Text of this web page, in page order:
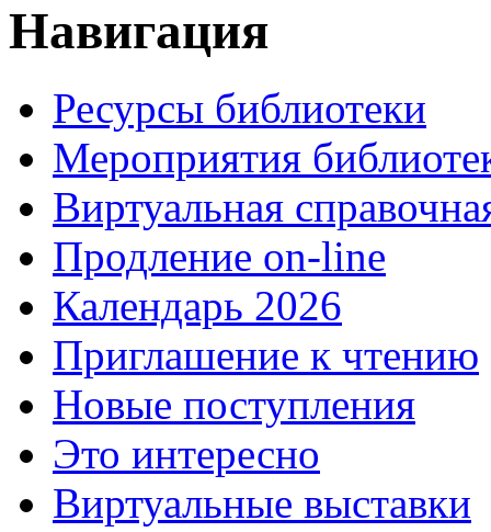
Навигация
Ресурсы библиотеки
Мероприятия
Виртуальная
Продление on-line
Календарь 2026
Приглашение к чтению
Новые поступления
Это интересно
Виртуальные выставки